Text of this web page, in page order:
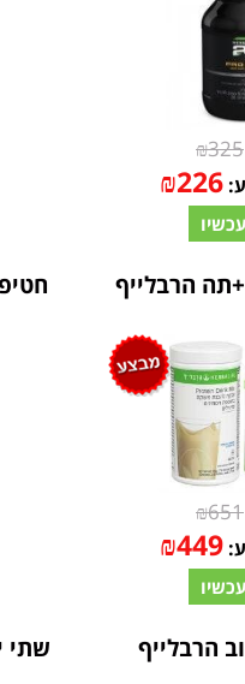
₪325
₪226
הרבלייף
₪651
₪449
הרבלייף